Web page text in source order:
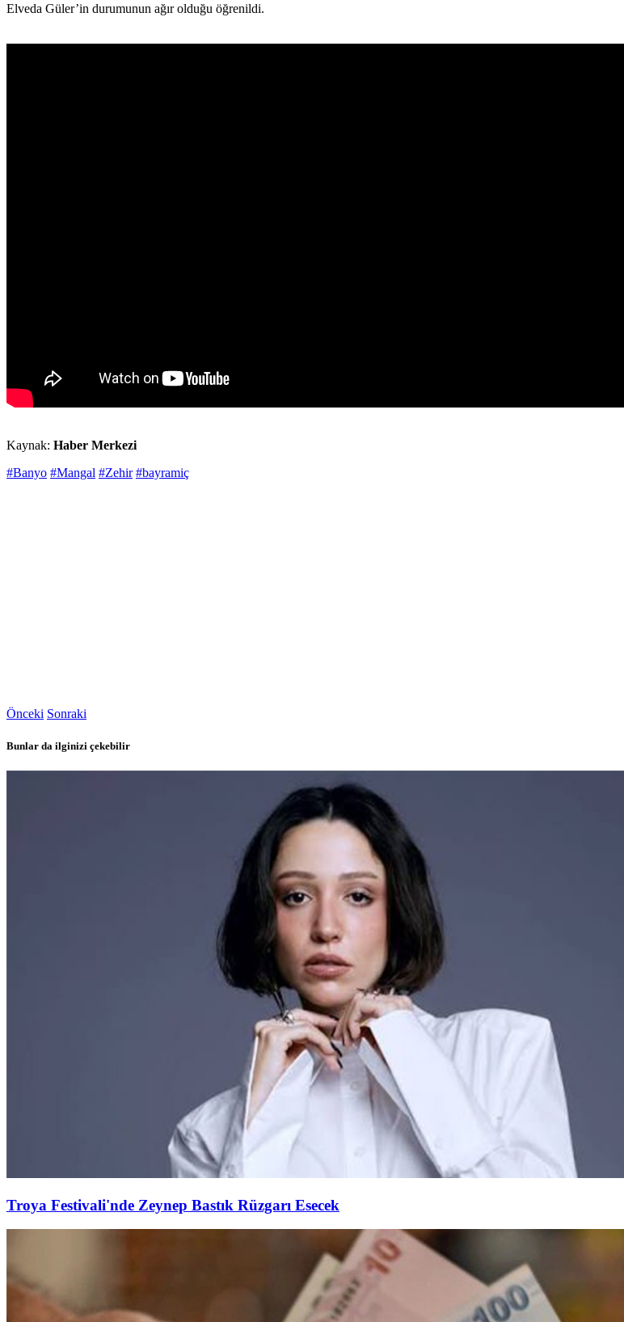
Elveda Güler’in durumunun ağır olduğu öğrenildi.
Kaynak: Haber Merkezi
#Banyo #Mangal #Zehir #bayramiç
Önceki Sonraki
Bunlar da ilginizi çekebilir
Troya Festivali'nde Zeynep Bastık Rüzgarı Esecek